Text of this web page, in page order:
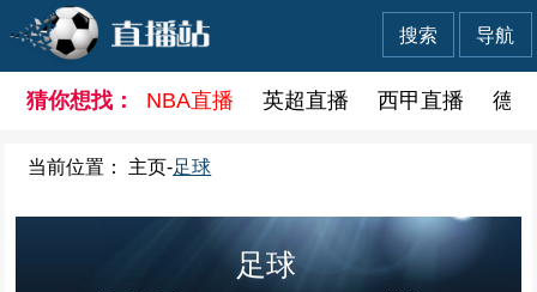
导航
搜索
猜你想找： NBA直播 英超直播 西甲直播 德
当前位置： 主页-足球
足球